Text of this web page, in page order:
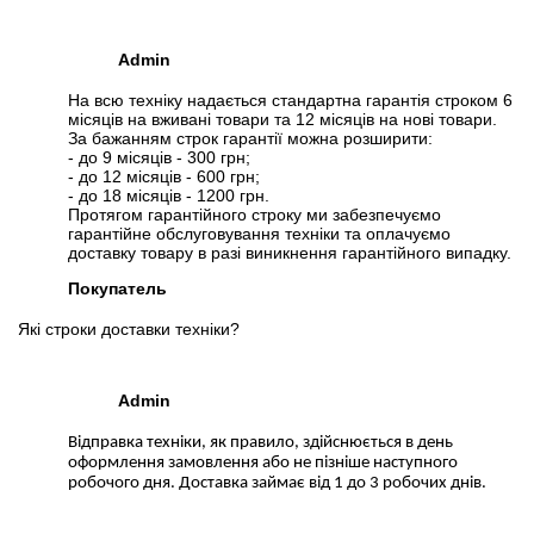
Admin
На всю техніку надається стандартна гарантія строком 6
місяців на вживані товари та 12 місяців на нові товари.
За бажанням строк гарантії можна розширити:
- до 9 місяців - 300 грн;
- до 12 місяців - 600 грн;
- до 18 місяців - 1200 грн.
Протягом гарантійного строку ми забезпечуємо
гарантійне обслуговування техніки та оплачуємо
доставку товару в разі виникнення гарантійного випадку.
Покупатель
Які строки доставки техніки?
Admin
Відправка техніки, як правило, здійснюється в день
оформлення замовлення або не пізніше наступного
робочого дня. Доставка займає від 1 до 3 робочих днів.